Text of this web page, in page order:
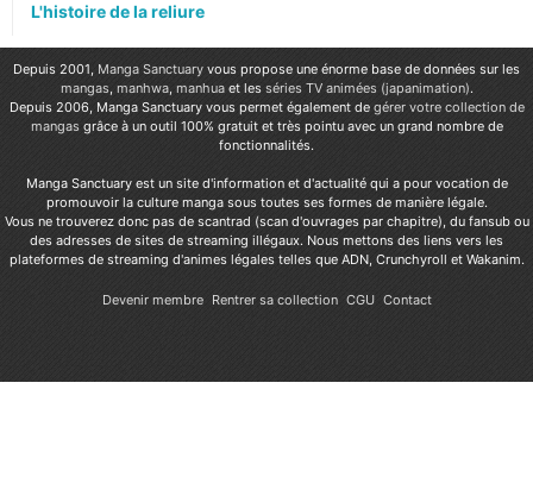
L'histoire de la reliure
Depuis 2001, Manga Sanctuary vous propose une énorme base de données sur les
mangas, manhwa, manhuaet les séries TV animées (japanimation).
Depuis 2006, Manga Sanctuary vous permet également de gérer votre collection de
mangas grâce à un outil 100% gratuit et très pointu avec un grand nombre de
fonctionnalités.
Manga Sanctuary est un site d'information et d'actualité qui a pour vocation de
promouvoir la culture manga sous toutes ses formes de manière légale.
Vous ne trouverez donc pas de scantrad (scan d'ouvrages par chapitre), du fansub ou
des adresses de sites de streaming illégaux. Nous mettons des liens vers les
plateformes de streaming d'animes légales telles que ADN, Crunchyroll et Wakanim.
Devenir membre Rentrer sa collection CGU Contact